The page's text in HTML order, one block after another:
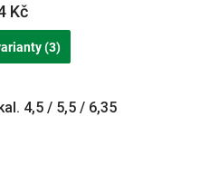
Kč
(3)
4,5 / 5,5 / 6,35